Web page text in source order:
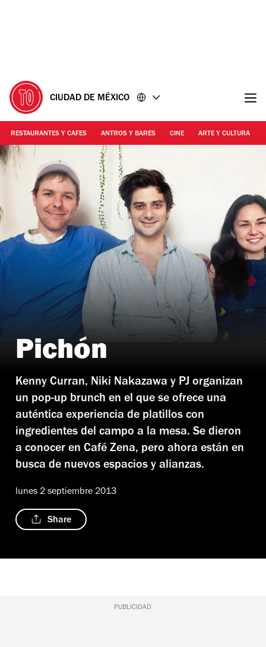
CIUDAD DE MÉXICO
RESTAURANTES Y CAFES ANTROS Y BARES CINE ARTE Y CULTURA
Foto: Alejandra Carbajal
Pichón
Kenny Curran, Niki Nakazawa y PJ organizan
un pop-up brunch en el que se ofrece una
auténtica experiencia de platillos con
ingredientes del campo a la mesa. Se dieron
a conocer en Café Zena, pero ahora están en
busca de nuevos espacios y alianzas.
lunes 2 septiembre 2013
Share
PUBLICIDAD